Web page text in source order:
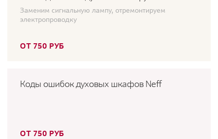
Заменим сигнальную лампу, отремонтируем
электропроводку
ОТ 750 РУБ
Коды ошибок духовых шкафов Neff
ОТ 750 РУБ